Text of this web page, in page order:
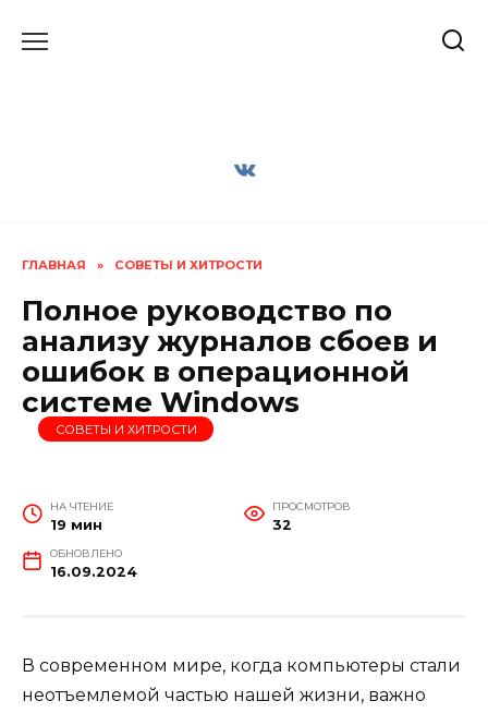
ГЛАВНАЯ » СОВЕТЫ И ХИТРОСТИ
Полное руководство по
анализу журналов сбоев и
ошибок в операционной
системе Windows
СОВЕТЫ И ХИТРОСТИ
НА ЧТЕНИЕ
19 мин
ПРОСМОТРОВ
32
ОБНОВЛЕНО
16.09.2024
В современном мире, когда компьютеры стали
неотъемлемой частью нашей жизни, важно